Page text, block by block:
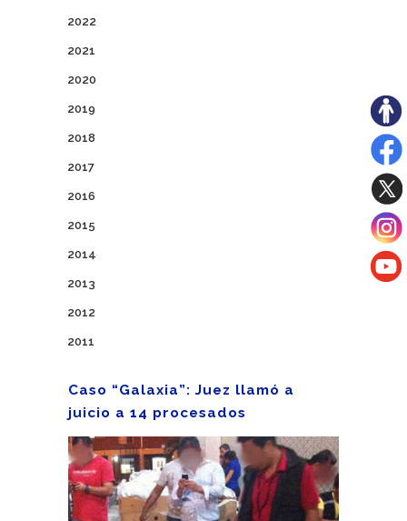
2022
2021
2020
2019
2018
2017
2016
2015
2014
2013
2012
2011
Caso “Galaxia”: Juez llamó a
juicio a 14 procesados